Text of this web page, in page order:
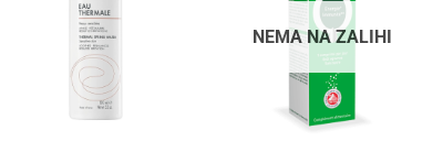
NEMA NA ZALIHI